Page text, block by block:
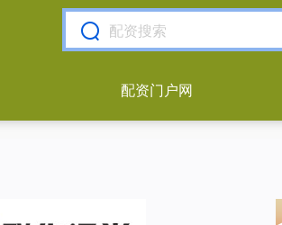
配资门户网